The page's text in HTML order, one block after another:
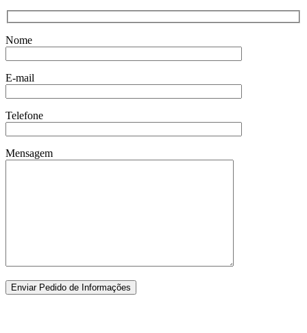
Nome
E-mail
Telefone
Mensagem